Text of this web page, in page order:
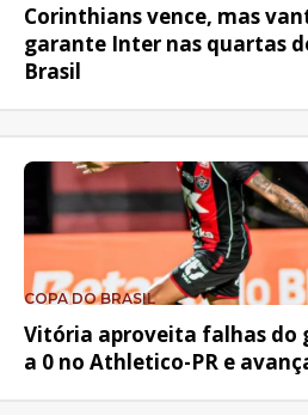
Corinthians vence, mas
garante Inter nas quartas
Brasil
COPA DO BRASIL
Vitória aproveita falhas do
a 0 no Athletico-PR e